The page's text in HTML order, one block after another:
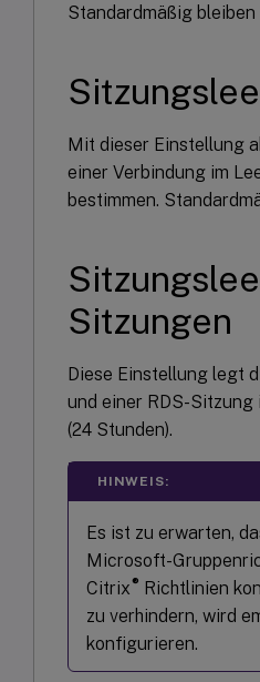
Standardmäßig
Mit dieser Einstellung
einer Verbindung im
bestimmen.
Sitzungen
Diese Einstellung legt
und einer RDS-
(24 Stunden).
HINWEIS:
Es ist zu erwarten,
Microsoft-
Citrix® Richtlinien
zu verhindern, wird
konfigurieren.